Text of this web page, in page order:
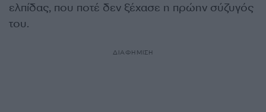
ελπίδας, που ποτέ δεν ξέχασε η πρώην σύζυγός
του.
ΔΙΑΦΗΜΙΣΗ